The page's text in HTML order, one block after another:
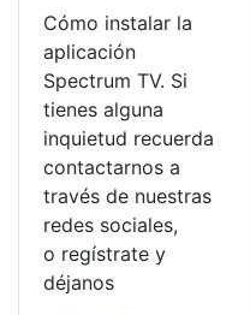
Cómo instalar la
aplicación
Spectrum TV. Si
tienes alguna
inquietud recuerda
contactarnos a
través de nuestras
redes sociales,
o regístrate y
déjanos